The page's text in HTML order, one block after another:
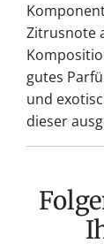
Zitrusnote
gutes
und
dieser
Folgende Produkte könnten